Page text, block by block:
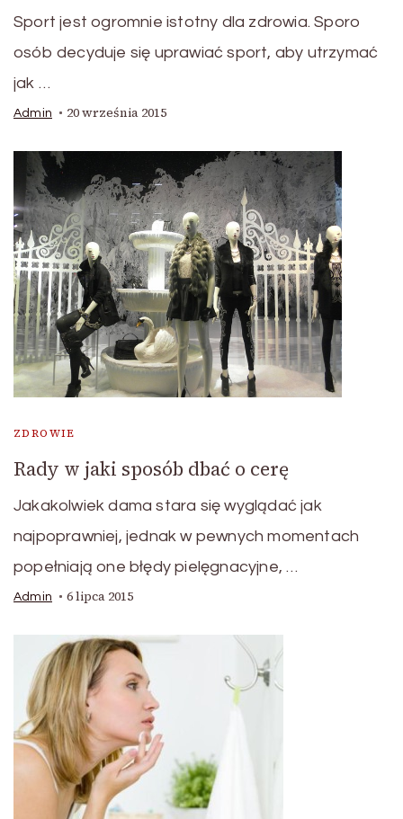
Sport jest ogromnie istotny dla zdrowia. Sporo
osób decyduje się uprawiać sport, aby utrzymać
jak …
Admin 20 września 2015
ZDROWIE
Rady w jaki sposób dbać o cerę
Jakakolwiek dama stara się wyglądać jak
najpoprawniej, jednak w pewnych momentach
popełniają one błędy pielęgnacyjne, …
Admin 6 lipca 2015